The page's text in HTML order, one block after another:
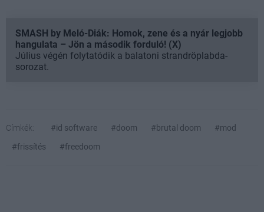
SMASH by Meló-Diák: Homok, zene és a nyár legjobb
hangulata – Jön a második forduló! (X)
Július végén folytatódik a balatoni strandröplabda-
sorozat.
Címkék: #id software #doom #brutal doom
#mod
#frissítés
#freedoom